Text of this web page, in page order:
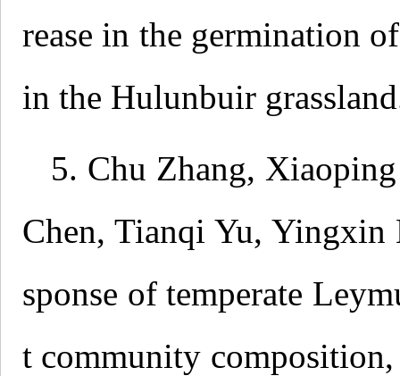
rease in the germination
in the Hulunbuir
5. Chu Zhang,
Chen, Tianqi Yu,
sponse of temperate
t community composition,